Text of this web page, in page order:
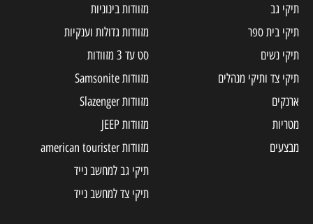
תיקי גב
תיקי בית ספר
תיקי נשים
תיקי צד ותיקי מנהלים
ארנקים
מטריות
מבצעים
מזוודות בינוניות
מזוודות גדולות וענקיות
סט עד 3 מזוודות
מזוודות Samsonite
מזוודות Slazenger
מזוודות JEEP
מזוודות american tourister
תיקי גב למחשב נייד
תיקי צד למחשב נייד